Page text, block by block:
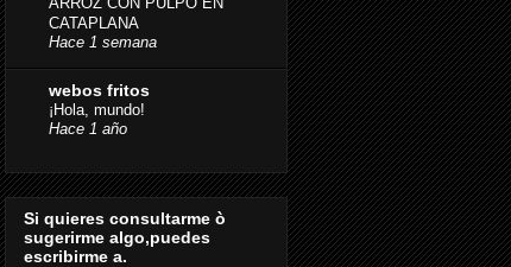
CATAPLANA
Hace 1 semana
webos fritos
¡Hola, mundo!
Hace 1 año
Si quieres consultarme ò
sugerirme algo,puedes
escribirme a.